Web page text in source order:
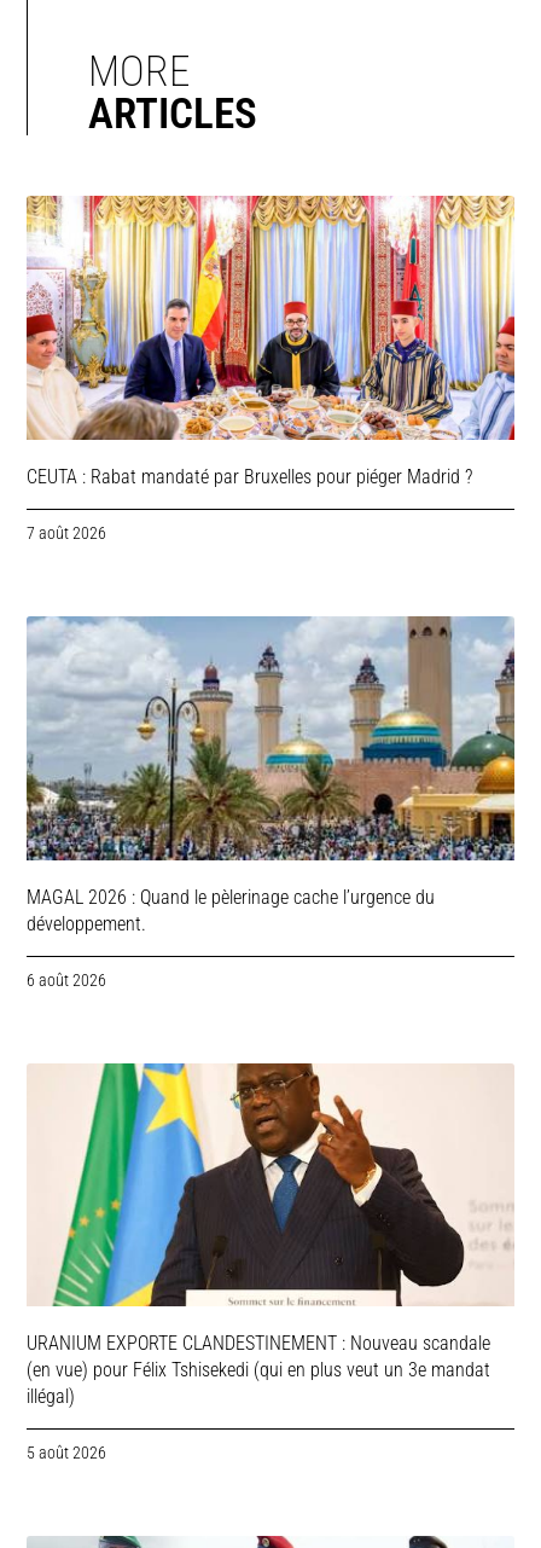
MORE
ARTICLES
CEUTA : Rabat mandaté par Bruxelles pour piéger Madrid ?
7 août 2026
MAGAL 2026 : Quand le pèlerinage cache l’urgence du
développement.
6 août 2026
URANIUM EXPORTE CLANDESTINEMENT : Nouveau scandale
(en vue) pour Félix Tshisekedi (qui en plus veut un 3e mandat
illégal)
5 août 2026